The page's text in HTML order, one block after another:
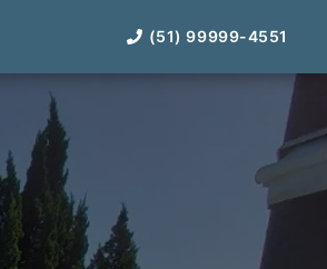
(51) 99999-4551